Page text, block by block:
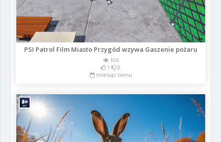
PSI Patrol Film Miasto Przygód wzywa Gaszenie pożaru
106
1
0
miesiąc temu